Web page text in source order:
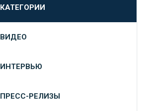
КАТЕГОРИИ
ВИДЕО
ИНТЕРВЬЮ
ПРЕСС-РЕЛИЗЫ